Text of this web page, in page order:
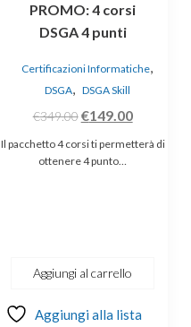
PROMO: 4 corsi
DSGA 4 punti
Certificazioni Informatiche,
DSGA, DSGA Skill
€349.00Il
prezzo
originale
€149.00Il
prezzo
Il pacchetto 4 corsi ti permetterà di
ottenere 4 punto…
Aggiungi al carrello
Aggiungi alla lista